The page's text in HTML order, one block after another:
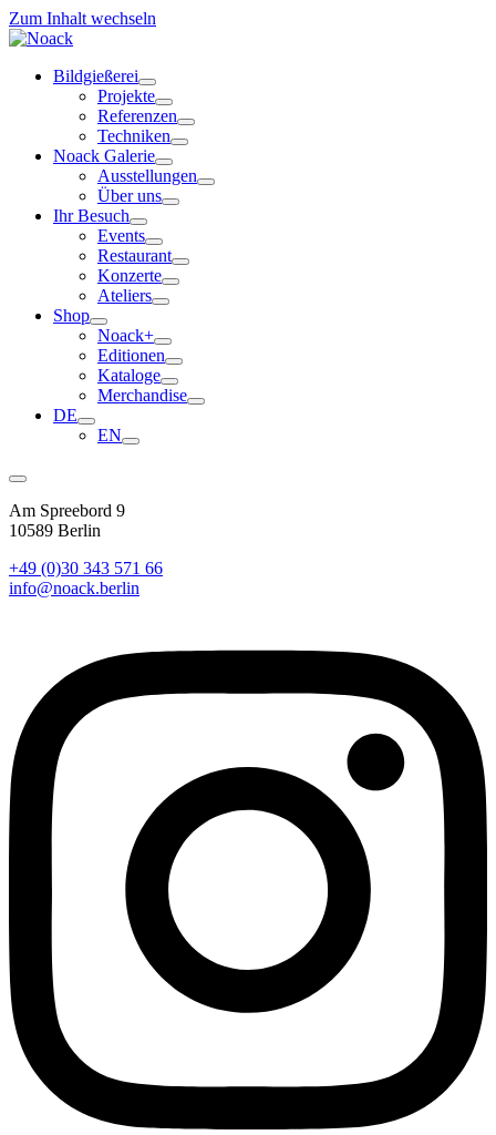
Zum Inhalt wechseln
Bildgießerei
Projekte
Referenzen
Techniken
Noack Galerie
Ausstellungen
Über uns
Ihr Besuch
Events
Restaurant
Konzerte
Ateliers
Shop
Noack+
Editionen
Kataloge
Merchandise
DE
EN
Am Spreebord 9
10589 Berlin
+49 (0)30 343 571 66
info@noack.berlin